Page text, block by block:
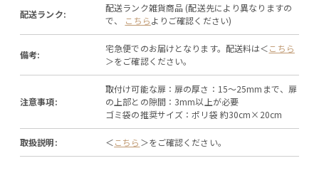
配送ランク:
配送ランク雑貨商品 (配送先により異なりますの
で、 こちらよりご確認ください)
備考:
宅急便でのお届けとなります。配送料は＜こちら
＞をご確認ください。
注意事項:
取付け可能な扉：扉の厚さ：15～25mmまで、扉
の上部との隙間：3mm以上が必要
ゴミ袋の推奨サイズ：ポリ袋 約30cm×20cm
取扱説明: ＜こちら ＞をご確認ください。